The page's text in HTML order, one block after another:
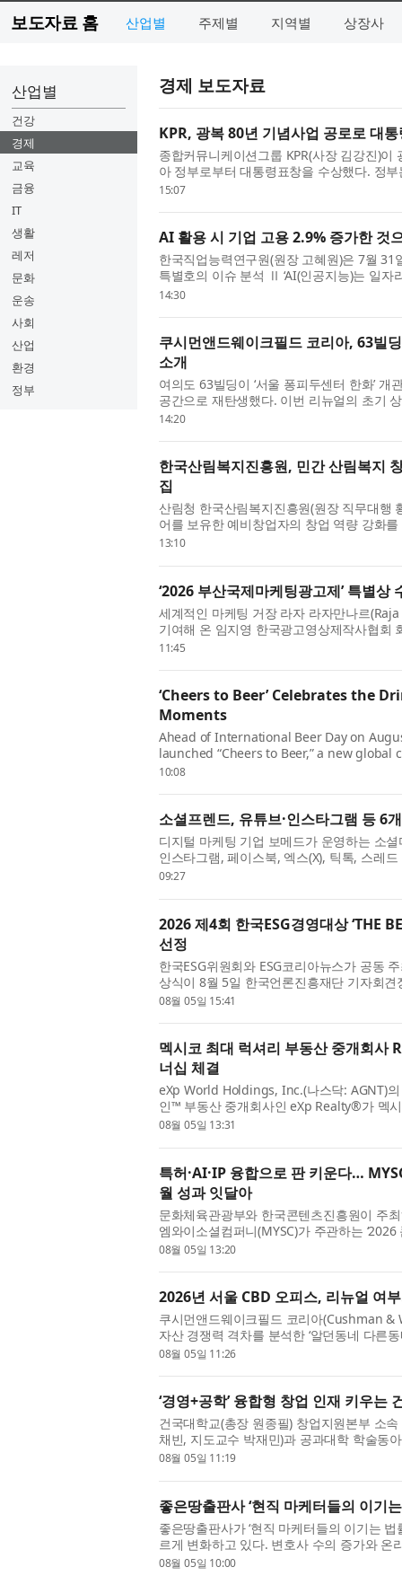
보도자료 홈 산업별 주제별 지역별 상장사
산업별
건강
경제
교육
금융
IT
생활
레저
문화
운송
사회
산업
환경
정부
경제 보도자료
KPR, 광복 80년 기념사업 공로로 대
종합커뮤니케이션그룹 KPR(사장 김강진)
아 정부로부터 대통령표창을 수상했다. 정
5개 기관을 ‘광복 80년 기념사업 ...
15:07
AI 활용 시 기업 고용 2.9% 증가한 것
한국직업능력연구원(원장 고혜원)은 7월 31
특별호의 이슈 분석 Ⅱ ‘AI(인공지능)는 일자
고용 효과’를 통해 AI 활용 전후...
14:30
쿠시먼앤드웨이크필드 코리아, 63빌
소개
여의도 63빌딩이 ‘서울 퐁피두센터 한화’
공간으로 재탄생했다. 이번 리뉴얼의 초기
이크필드 코리아(Cushman & Wakefi...
14:20
한국산림복지진흥원, 민간 산림복지
집
산림청 한국산림복지진흥원(원장 직무대행
어를 보유한 예비창업자의 창업 역량 강화
패키지 FOR:SEED(예비창업패키지)’ ...
13:10
‘2026 부산국제마케팅광고제’ 특별상
세계적인 마케팅 거장 라자 라자만나르
기여해 온 임지영 한국광고영상제작사협회
2026)’에서 특별상을 수상한다. 부산국...
11:45
‘Cheers to Beer’ Celebrates the
Moments
Ahead of International Beer Day on
launched “Cheers to Beer,” a new
plays in culture and communities
10:08
소셜프렌드, 유튜브·인스타그램 등 6
디지털 마케팅 기업 보메드가 운영하는 소셜
인스타그램, 페이스북, 엑스(X), 틱톡, 스레
에서 이용할 수 있는 통합 환...
09:27
2026 제4회 한국ESG경영대상 ‘THE
선정
한국ESG위원회와 ESG코리아뉴스가 공동
상식이 8월 5일 한국언론진흥재단 기자회견
ESG’는 ESG(환경·사회·지배구조)경영을 ...
08월 05일 15:41
멕시코 최대 럭셔리 부동산 중개회
너십 체결
eXp World Holdings, Inc.(나스닥: AGNT)
인™ 부동산 중개회사인 eXp Realty®가 멕
역에서 거래 건수 기준 1위 부동산 ...
08월 05일 13:31
특허·AI·IP 융합으로 판 키운다…
월 성과 잇달아
문화체육관광부와 한국콘텐츠진흥원이 주
엠와이소셜컴퍼니(MYSC)가 주관하는
EMA Content GROW+’ 참여 기업들이 올
08월 05일 13:20
2026년 서울 CBD 오피스, 리뉴얼 여
쿠시먼앤드웨이크필드 코리아(Cushman
자산 경쟁력 격차를 분석한 ‘알던동네 다른
서는 쿠시먼앤드웨이크필드가 독점 ...
08월 05일 11:26
‘경영+공학’ 융합형 창업 인재 키우는
건국대학교(총장 원종필) 창업지원본부 소
채빈, 지도교수 박재민)과 공과대학 학술동
준), 창업지원본부(본부장 배성준)...
08월 05일 11:19
좋은땅출판사 ‘현직 마케터들의 이기
좋은땅출판사가 ‘현직 마케터들의 이기는
르게 변화하고 있다. 변호사 수의 증가와
로펌과 변호사에게도 새로운 ...
08월 05일 10:00